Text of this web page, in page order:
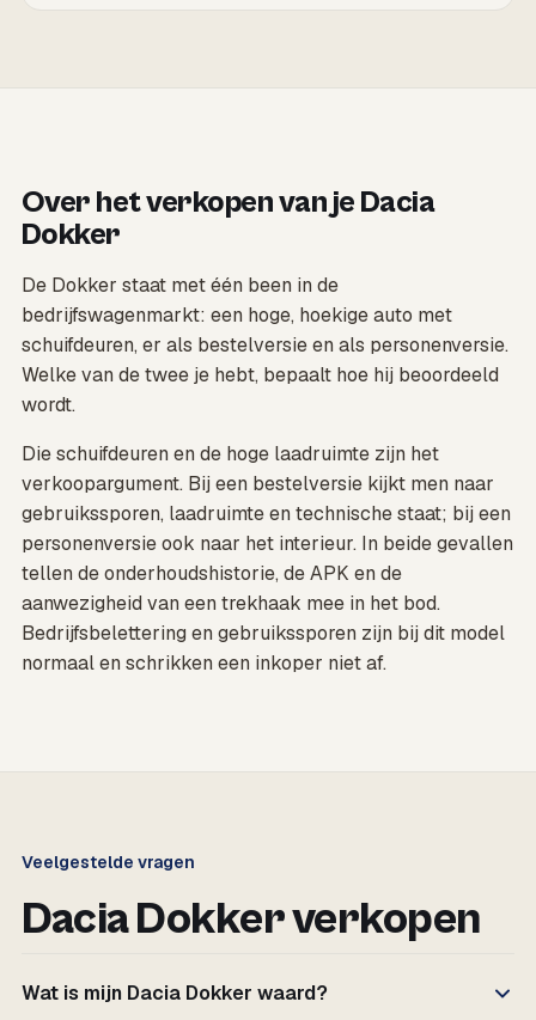
Over het verkopen van je Dacia
Dokker
De Dokker staat met één been in de
bedrijfswagenmarkt: een hoge, hoekige auto met
schuifdeuren, er als bestelversie en als personenversie.
Welke van de twee je hebt, bepaalt hoe hij beoordeeld
wordt.
Die schuifdeuren en de hoge laadruimte zijn het
verkoopargument. Bij een bestelversie kijkt men naar
gebruikssporen, laadruimte en technische staat; bij een
personenversie ook naar het interieur. In beide gevallen
tellen de onderhoudshistorie, de APK en de
aanwezigheid van een trekhaak mee in het bod.
Bedrijfsbelettering en gebruikssporen zijn bij dit model
normaal en schrikken een inkoper niet af.
Veelgestelde vragen
Dacia Dokker verkopen
Wat is mijn Dacia Dokker waard?